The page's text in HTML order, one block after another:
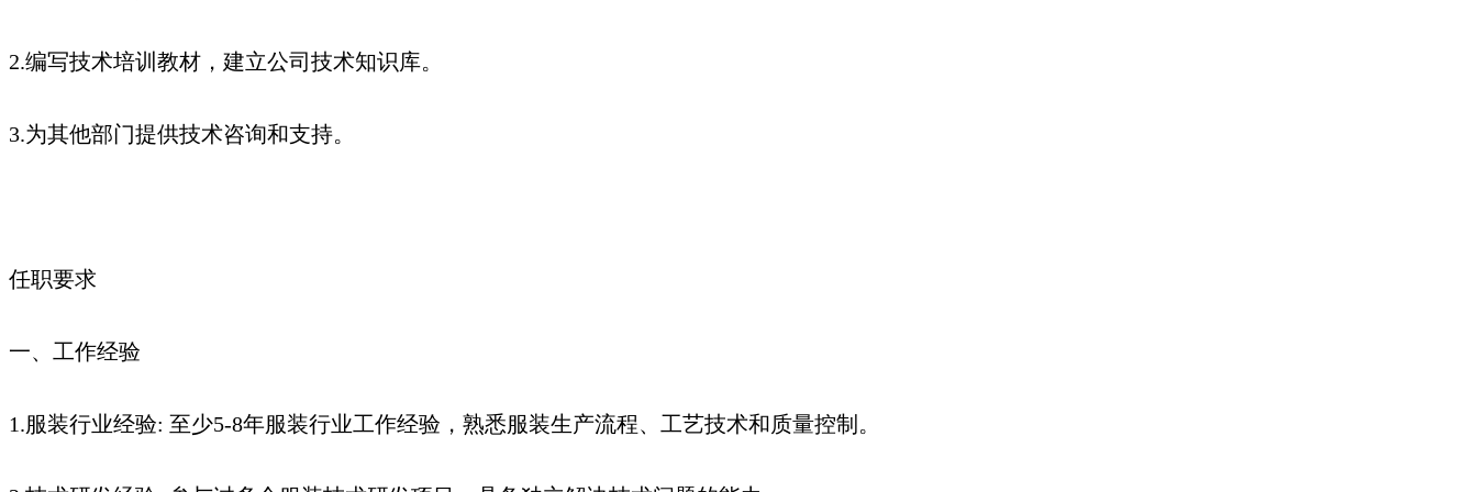
2.编写技术培训教材，建立公司技术知识库。
3.为其他部门提供技术咨询和支持。
任职要求
一、工作经验
1.服装行业经验: 至少5-8年服装行业工作经验，熟悉服装生产流程、工艺技术和质量控制。